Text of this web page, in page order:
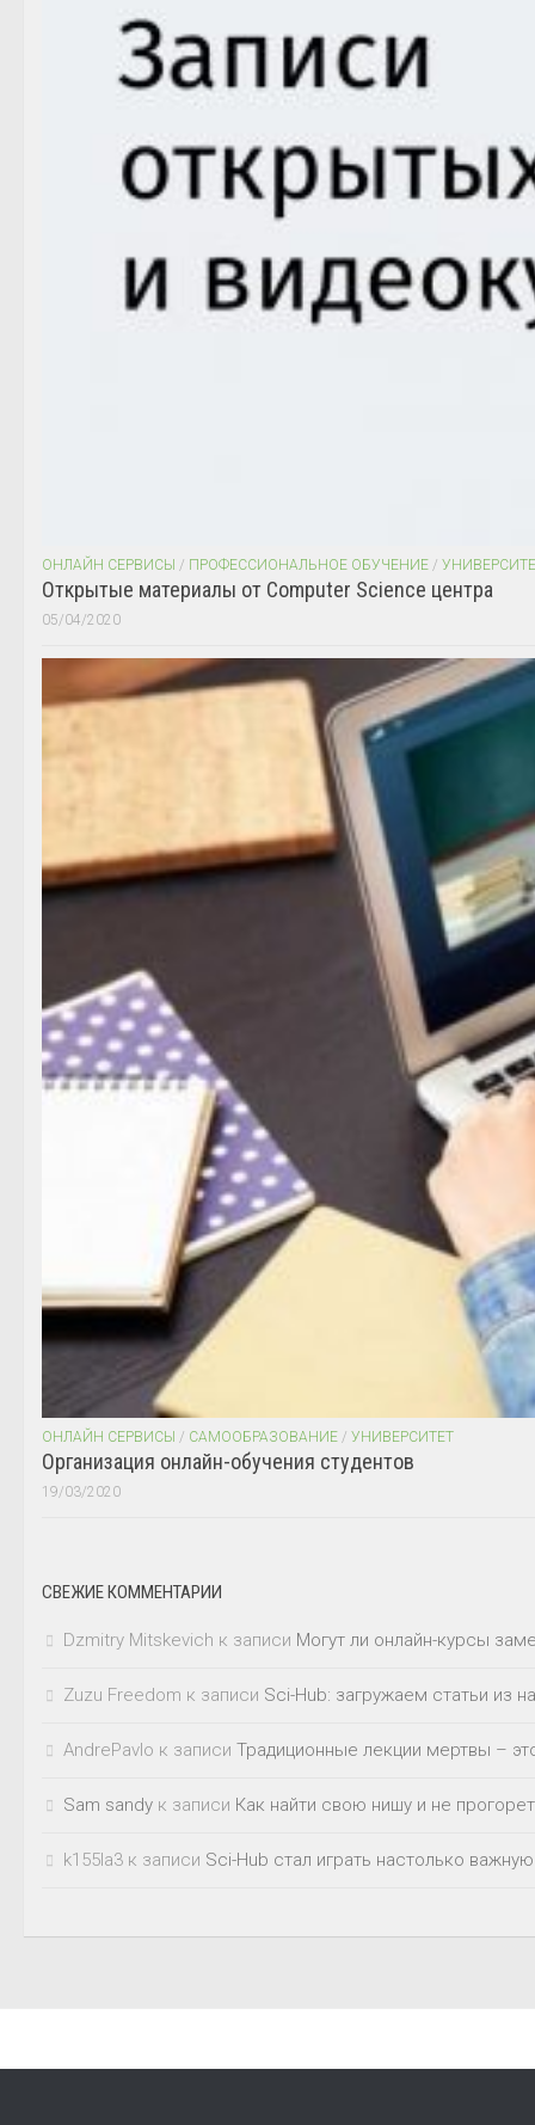
ОНЛАЙН СЕРВИСЫ / ПРОФЕССИОНАЛЬНОЕ ОБУЧЕНИЕ /
Открытые материалы от Computer Science центра
05/04/2020
ОНЛАЙН СЕРВИСЫ / САМООБРАЗОВАНИЕ / УНИВЕРСИТЕТ
Организация онлайн-обучения студентов
19/03/2020
СВЕЖИЕ КОММЕНТАРИИ
Dzmitry Mitskevich к записи Могут ли онлайн-курсы
Zuzu Freedom к записи Sci-Hub: загружаем статьи из
AndrePavlo к записи Традиционные лекции мертвы –
Sam sandy к записи Как найти свою нишу и не
k155la3 к записи Sci-Hub стал играть настолько